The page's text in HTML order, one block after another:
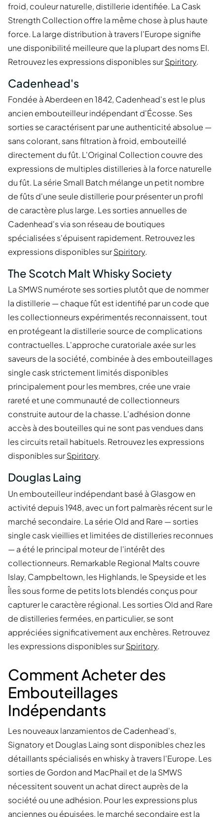
froid, couleur naturelle, distillerie identifiée. La Cask
Strength Collection offre la même chose à plus haute
force. La large distribution à travers l'Europe signifie
une disponibilité meilleure que la plupart des noms EI.
Retrouvez les expressions disponibles surSpiritory.
Cadenhead's
Fondée à Aberdeen en 1842, Cadenhead's est le plus
ancien embouteilleur indépendant d'Écosse. Ses
sorties se caractérisent par une authenticité absolue —
sans colorant, sans filtration à froid, embouteillé
directement du fût. L'Original Collection couvre des
expressions de multiples distilleries à la force naturelle
du fût. La série Small Batch mélange un petit nombre
de fûts d'une seule distillerie pour présenter un profil
de caractère plus large. Les sorties annuelles de
Cadenhead's via son réseau de boutiques
spécialisées s'épuisent rapidement. Retrouvez les
expressions disponibles surSpiritory.
The Scotch Malt Whisky Society
La SMWS numérote ses sorties plutôt que de nommer
la distillerie — chaque fût est identifié par un code que
les collectionneurs expérimentés reconnaissent, tout
en protégeant la distillerie source de complications
contractuelles. L'approche curatoriale axée sur les
saveurs de la société, combinée à des embouteillages
single cask strictement limités disponibles
principalement pour les membres, crée une vraie
rareté et une communauté de collectionneurs
construite autour de la chasse. L'adhésion donne
accès à des bouteilles qui ne sont pas vendues dans
les circuits retail habituels. Retrouvez les expressions
disponibles surSpiritory.
Douglas Laing
Un embouteilleur indépendant basé à Glasgow en
activité depuis 1948, avec un fort palmarès récent sur le
marché secondaire. La série Old and Rare — sorties
single cask vieillies et limitées de distilleries reconnues
— a été le principal moteur de l'intérêt des
collectionneurs. Remarkable Regional Malts couvre
Islay, Campbeltown, les Highlands, le Speyside et les
Îles sous forme de petits lots blendés conçus pour
capturer le caractère régional. Les sorties Old and Rare
de distilleries fermées, en particulier, se sont
appréciées significativement aux enchères. Retrouvez
les expressions disponibles surSpiritory.
Comment Acheter des
Embouteillages
Indépendants
Les nouveaux lanzamientos de Cadenhead's,
Signatory et Douglas Laing sont disponibles chez les
détaillants spécialisés en whisky à travers l'Europe. Les
sorties de Gordon and MacPhail et de la SMWS
nécessitent souvent un achat direct auprès de la
société ou une adhésion. Pour les expressions plus
anciennes ou épuisées, le marché secondaire est la